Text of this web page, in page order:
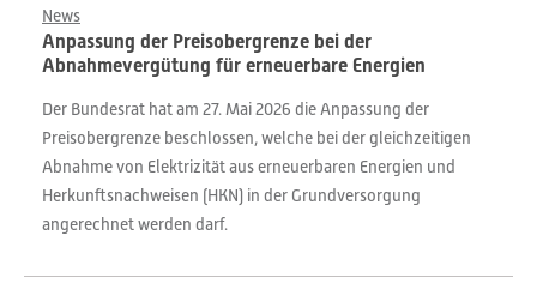
News
Anpassung der Preisobergrenze bei der
Abnahmevergütung für erneuerbare Energien
Der Bundesrat hat am 27. Mai 2026 die Anpassung der
Preisobergrenze beschlossen, welche bei der gleichzeitigen
Abnahme von Elektrizität aus erneuerbaren Energien und
Herkunftsnachweisen (HKN) in der Grundversorgung
angerechnet werden darf.